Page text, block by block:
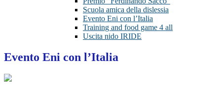
Scuola amica della dislessia
Evento Eni con l’Italia
Training and food game 4 all
Uscita nido IRIDE
Evento Eni con l’Italia